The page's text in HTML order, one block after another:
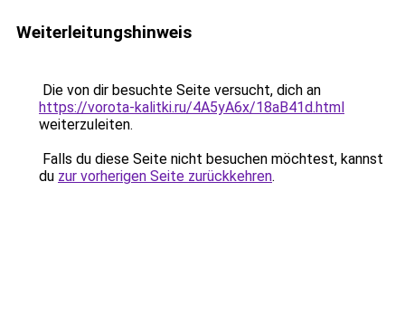
Weiterleitungshinweis
Die von dir besuchte Seite versucht, dich an
https://vorota-kalitki.ru/4A5yA6x/18aB41d.html
weiterzuleiten.
Falls du diese Seite nicht besuchen möchtest, kannst
du zur vorherigen Seite zurückkehren.